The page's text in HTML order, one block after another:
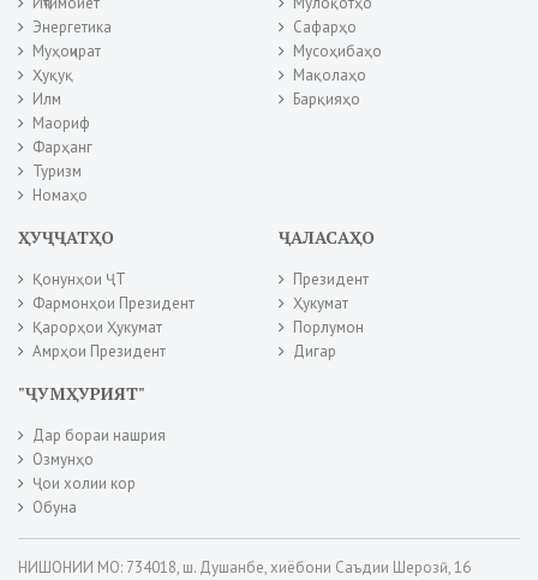
Энергетика
Муҳоҷират
Ҳуқуқ
Илм
Маориф
Фарҳанг
Туризм
Номаҳо
Сафарҳо
Мусоҳибаҳо
Мақолаҳо
Барқияҳо
ҲУҶҶАТҲО
Қонунҳои ҶТ
Фармонҳои Президент
Қарорҳои Ҳукумат
Амрҳои Президент
ҶАЛАСАҲО
Президент
Ҳукумат
Порлумон
Дигар
"ҶУМҲУРИЯТ"
Дар бораи нашрия
Озмунҳо
Ҷои холии кор
Обуна
НИШОНИИ МО: 734018, ш. Душанбе, хиёбони Саъдии Шерозӣ, 16